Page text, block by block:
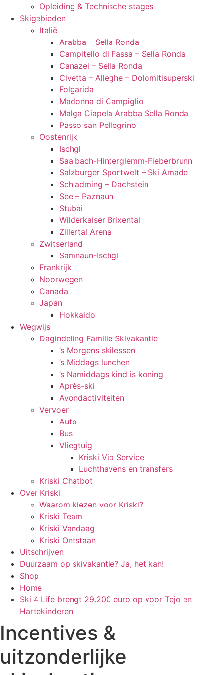
Opleiding & Technische stages
Skigebieden
Italië
Arabba – Sella Ronda
Campitello di Fassa – Sella Ronda
Canazei – Sella Ronda
Civetta – Alleghe – Dolomitisuperski
Folgarida
Madonna di Campiglio
Malga Ciapela Arabba Sella Ronda
Passo san Pellegrino
Oostenrijk
Ischgl
Saalbach-Hinterglemm-Fieberbrunn
Salzburger Sportwelt – Ski Amade
Schladming – Dachstein
See – Paznaun
Stubai
Wilderkaiser Brixental
Zillertal Arena
Zwitserland
Samnaun-Ischgl
Frankrijk
Noorwegen
Canada
Japan
Hokkaido
Wegwijs
Dagindeling Familie Skivakantie
’s Morgens skilessen
’s Middags lunchen
’s Namiddags kind is koning
Après-ski
Avondactiviteiten
Vervoer
Auto
Bus
Vliegtuig
Kriski Vip Service
Luchthavens en transfers
Kriski Chatbot
Over Kriski
Waarom kiezen voor Kriski?
Kriski Team
Kriski Vandaag
Kriski Ontstaan
Uitschrijven
Duurzaam op skivakantie? Ja, het kan!
Shop
Home
Ski 4 Life brengt 29.200 euro op voor Tejo en
Hartekinderen
Incentives &
uitzonderlijke